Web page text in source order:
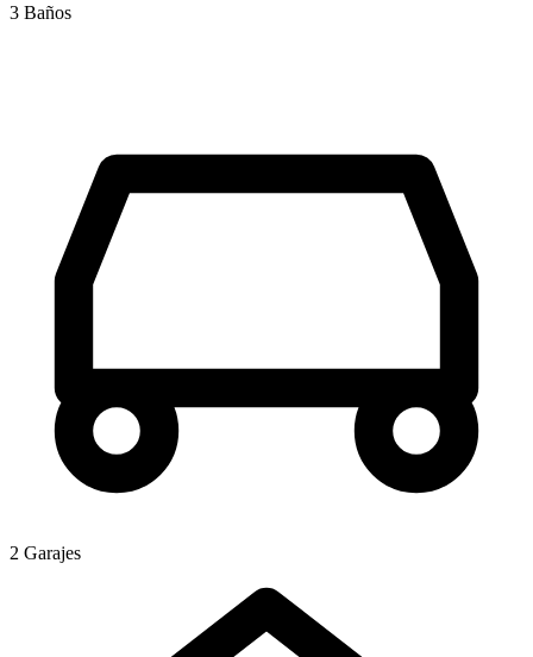
3 Baños
2 Garajes